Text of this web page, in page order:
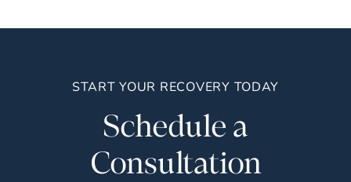
START YOUR RECOVERY TODAY
Schedule a
Consultation